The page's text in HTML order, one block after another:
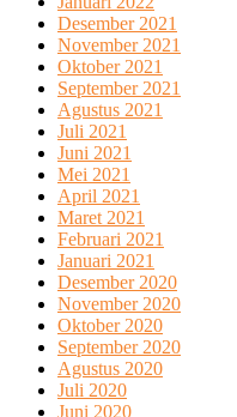
Desember 2021
November 2021
Oktober 2021
September 2021
Agustus 2021
Juli 2021
Juni 2021
Mei 2021
April 2021
Maret 2021
Februari 2021
Januari 2021
Desember 2020
November 2020
Oktober 2020
September 2020
Agustus 2020
Juli 2020
Juni 2020